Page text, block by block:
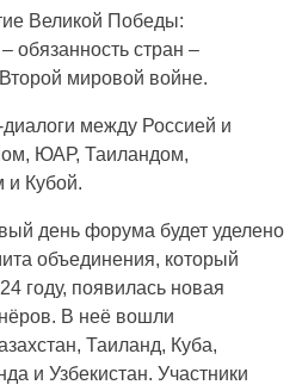
Великой Победы:
обязанность стран –
мировой войне.
между Россией и
ЮАР, Таиландом,
и Кубой.
день форума будет уделено
объединения, который
году, появилась новая
В неё вошли
Таиланд, Куба,
и Узбекистан. Участники